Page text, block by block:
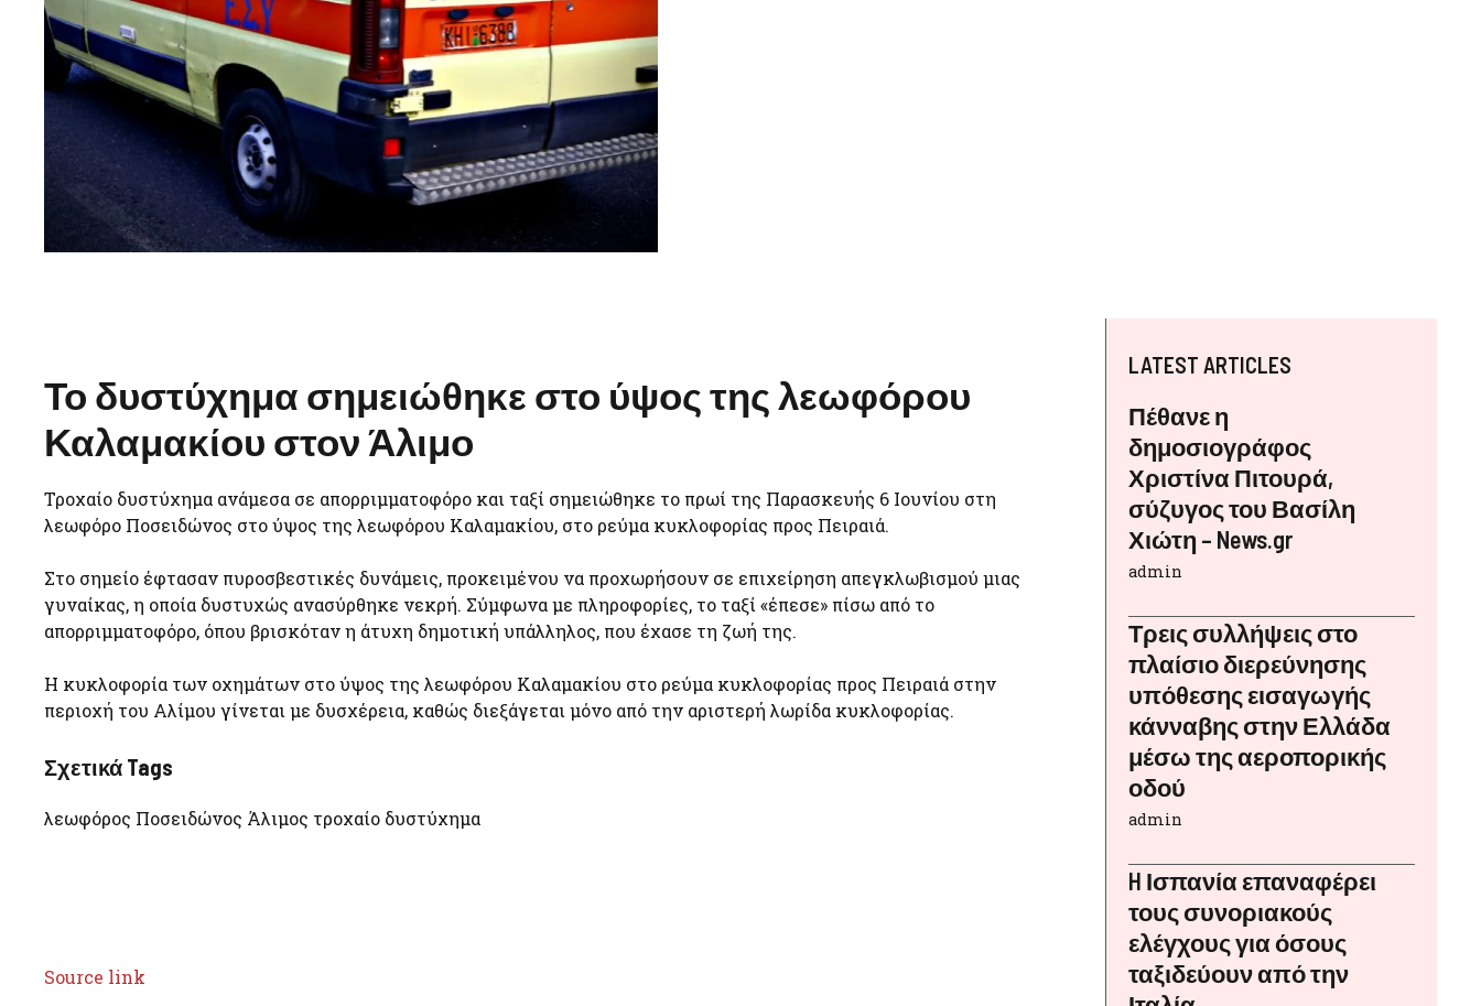
Το δυστύχημα σημειώθηκε στο ύψος της λεωφόρου
Καλαμακίου στον Άλιμο
Τροχαίο δυστύχημα ανάμεσα σε απορριμματοφόρο και ταξί σημειώθηκε το πρωί της Παρασκευής 6 Ιουνίου στη
λεωφόρο Ποσειδώνος στο ύψος της λεωφόρου Καλαμακίου, στο ρεύμα κυκλοφορίας προς Πειραιά.
Στο σημείο έφτασαν πυροσβεστικές δυνάμεις, προκειμένου να προχωρήσουν σε επιχείρηση απεγκλωβισμού μιας
γυναίκας, η οποία δυστυχώς ανασύρθηκε νεκρή. Σύμφωνα με πληροφορίες, το ταξί «έπεσε» πίσω από το
απορριμματοφόρο, όπου βρισκόταν η άτυχη δημοτική υπάλληλος, που έχασε τη ζωή της.
Η κυκλοφορία των οχημάτων στο ύψος της λεωφόρου Καλαμακίου στο ρεύμα κυκλοφορίας προς Πειραιά στην
περιοχή του Αλίμου γίνεται με δυσχέρεια, καθώς διεξάγεται μόνο από την αριστερή λωρίδα κυκλοφορίας.
Σχετικά Tags
λεωφόρος Ποσειδώνος Άλιμος τροχαίο δυστύχημα
Source link
LATEST ARTICLES
Πέθανε η
δημοσιογράφος
Χριστίνα Πιτουρά,
σύζυγος του Βασίλη
Χιώτη – News.gr
admin
Τρεις συλλήψεις στο
πλαίσιο διερεύνησης
υπόθεσης εισαγωγής
κάνναβης στην Ελλάδα
μέσω της αεροπορικής
οδού
admin
H Ισπανία επαναφέρει
τους συνοριακούς
ελέγχους για όσους
ταξιδεύουν από την